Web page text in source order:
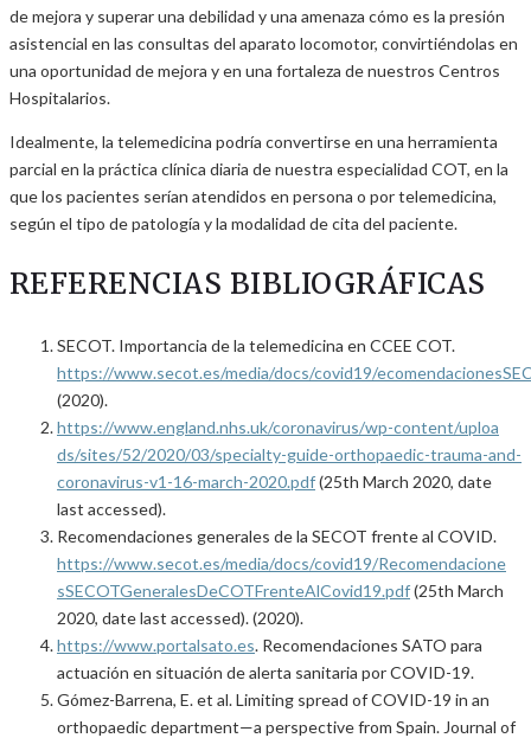
de mejora y superar una debilidad y una amenaza cómo es la presión
asistencial en las consultas del aparato locomotor, convirtiéndolas en
una oportunidad de mejora y en una fortaleza de nuestros Centros
Hospitalarios.
Idealmente, la telemedicina podría convertirse en una herramienta
parcial en la práctica clínica diaria de nuestra especialidad COT, en la
que los pacientes serían atendidos en persona o por telemedicina,
según el tipo de patología y la modalidad de cita del paciente.
REFERENCIAS BIBLIOGRÁFICAS
SECOT. Importancia de la telemedicina en CCEE COT.
https://www.secot.es/media/docs/covid19/
(2020).
https://www.england.nhs.uk/coronavirus/wp-content/uploa
ds/sites/52/2020/03/specialty-guide-orthopaedic-trauma-and-
coronavirus-v1-16-march-2020.pdf(25th March 2020, date
last accessed).
Recomendaciones generales de la SECOT frente al COVID.
https://www.secot.es/media/docs/covid19/Recomendacione
sSECOTGeneralesDeCOTFrenteAlCovid19.pdf(25th March
2020, date last accessed). (2020).
https://www.portalsato.es. Recomendaciones SATO para
actuación en situación de alerta sanitaria por COVID-19.
Gómez-Barrena, E. et al. Limiting spread of COVID-19 in an
orthopaedic department—a perspective from Spain. Journal of